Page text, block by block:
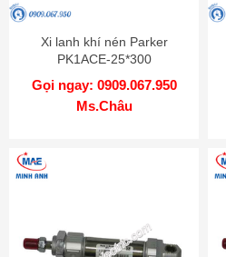
Xi lanh khí nén Parker
PK1ACE-25*300
Gọi ngay: 0909.067.950
Ms.Châu